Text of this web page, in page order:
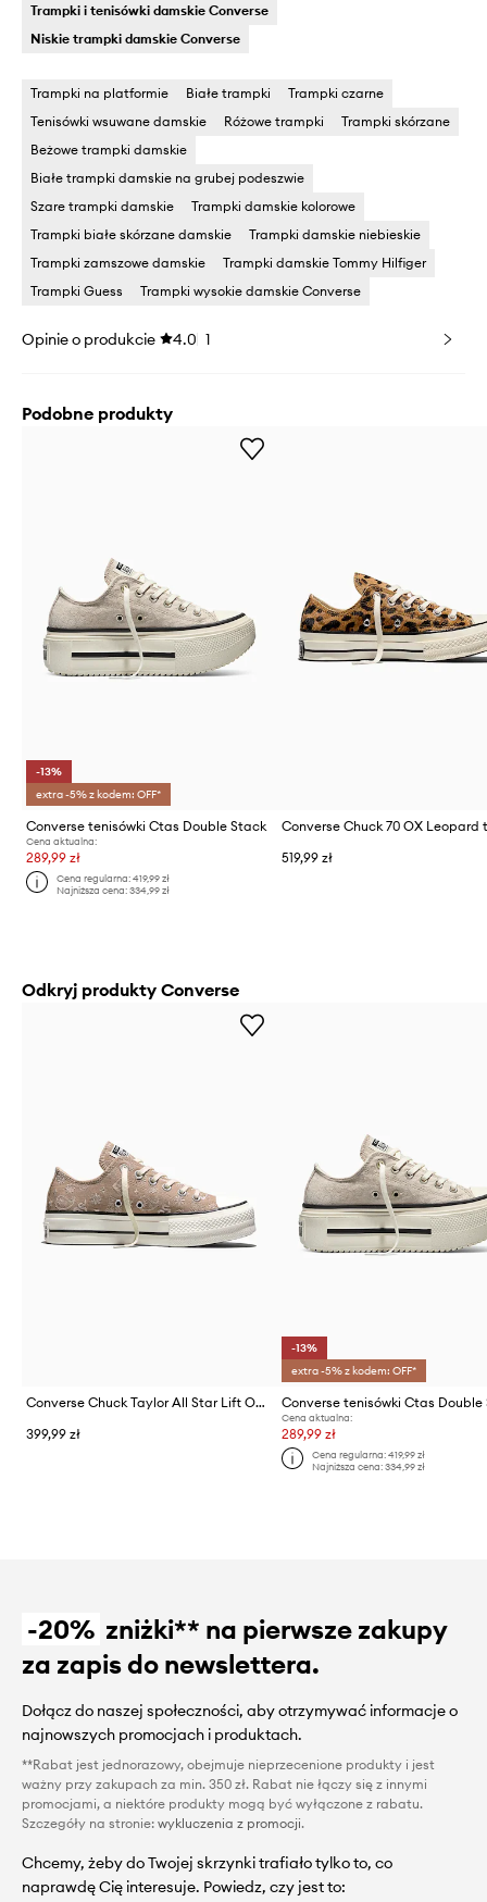
Trampki i tenisówki damskie Converse
Niskie trampki damskie Converse
Trampki na platformie Białe trampki
Trampki czarne
Tenisówki wsuwane damskie
Różowe trampki
Trampki skórzane
Beżowe trampki damskie
Białe trampki damskie na grubej podeszwie
Szare trampki damskie
Trampki damskie kolorowe
Trampki białe skórzane damskie
Trampki damskie niebieskie
Trampki zamszowe damskie
Trampki damskie Tommy Hilfiger
Trampki Guess
Trampki wysokie damskie Converse
Opinie o produkcie 4.0 1
Podobne produkty
-13%
extra -5% z kodem: OFF*
Converse tenisówki Ctas Double Stack
Cena aktualna:
289,99 zł
Cena regularna:419,99 zł
Najniższa cena:334,99 zł
519,99 zł
Odkryj produkty Converse
Converse Chuck Taylor All Star Lift OX tenisówki damskie
399,99 zł
-13%
extra -5% z kodem: OFF*
Converse tenisówki Ctas Double
Cena aktualna:
289,99 zł
Cena regularna: 419,99 zł
Najniższa cena: 334,99 zł
-20% zniżki** na pierwsze zakupy
za zapis do newslettera.
Dołącz do naszej społeczności, aby otrzymywać informacje o
najnowszych promocjach i produktach.
**Rabat jest jednorazowy, obejmuje nieprzecenione produkty i jest
ważny przy zakupach za min. 350 zł. Rabat nie łączy się z innymi
promocjami, a niektóre produkty mogą być wyłączone z rabatu.
Szczegóły na stronie: wykluczenia z promocji.
Chcemy, żeby do Twojej skrzynki trafiało tylko to, co
naprawdę Cię interesuje. Powiedz, czy jest to: